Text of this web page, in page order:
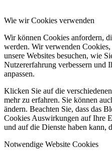
Wie wir Cookies verwenden
Wir können Cookies anfordern,
werden. Wir verwenden
unsere Websites besuchen, wie
Nutzererfahrung verbessern und
anpassen.
Klicken Sie auf die
mehr zu erfahren. Sie können
ändern. Beachten Sie, dass das
Cookies Auswirkungen auf Ihre
und auf die Dienste haben kann,
Notwendige Website Cookies